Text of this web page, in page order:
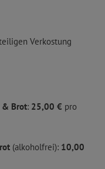
Verkostung
& Brot: 25,00 € pro
(alkoholfrei): 10,00